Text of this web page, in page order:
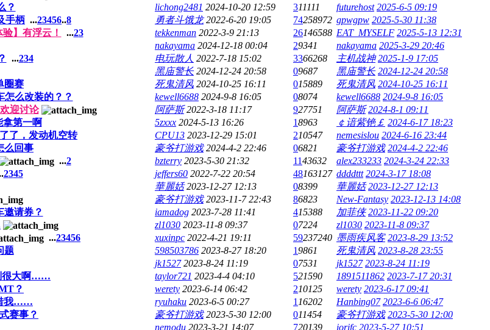
？ lichong2481 2024-10-20 12:59 311111 futurehost 2025-6-5 09:19
手柄 ...23456..8 勇者斗饿龙 2022-6-20 19:05 74258972 gpwgpw 2025-5-30 11:38
】有浮云！ ...23 tekkenman 2022-3-9 21:13 26146588 EAT_MYSELF 2025-5-13 12:31
nakayama 2024-12-18 00:04 29341 nakayama 2025-3-29 20:46
...234 电玩散人 2022-7-18 15:02 3366268 主机战神 2025-1-9 17:05
黑庙警长 2024-12-24 20:58 09687 黑庙警长 2024-12-24 20:58
圈赛 死鬼清风 2024-10-25 16:11 015889 死鬼清风 2024-10-25 16:11
怎么改装的？？ kewell6688 2024-9-8 16:05 08074 kewell6688 2024-9-8 16:05
迎讨论 阿萨斯 2022-3-18 11:17 927751 阿萨斯 2024-8-1 09:11
拿第一啊 5zxxx 2024-5-13 16:26 18963 ￠谙紫铯￡ 2024-6-17 18:23
了，发动机空转 CPU13 2023-12-29 15:01 210547 nemesislou 2024-6-16 23:44
么回事 豪爷打游戏 2024-4-2 22:46 06821 豪爷打游戏 2024-4-2 22:46
...2 bzterry 2023-5-30 21:32 1143632 alex233233 2024-3-24 22:33
2345 jeffers60 2022-7-22 20:54 48163127 ddddttt 2024-3-17 18:08
華麗姡 2023-12-27 12:13 08399 華麗姡 2023-12-27 12:13
豪爷打游戏 2023-11-7 22:43 86823 New-Fantasy 2023-12-13 14:08
邀请券？ iamadog 2023-7-28 11:41 415388 加菲侠 2023-11-22 09:20
zl1030 2023-11-8 09:37 07224 zl1030 2023-11-8 09:37
...23456 xuxinpc 2022-4-21 19:11 59237240 墨雨疾风客 2023-8-29 13:52
题 598503786 2023-8-27 18:20 19861 死鬼清风 2023-8-28 23:55
jk1527 2023-8-24 11:19 07531 jk1527 2023-8-24 11:19
很大啊…… taylor721 2023-4-4 04:10 521590 1891511862 2023-7-17 20:31
？ werety 2023-6-14 06:42 210125 werety 2023-6-17 09:41
我…… ryuhaku 2023-6-5 00:27 1 16202 Hanbing07 2023-6-6 06:47
赛事？ 豪爷打游戏 2023-5-30 12:00 011454 豪爷打游戏 2023-5-30 12:00
nemodu 2023-3-21 14:07 720139 iorifc 2023-5-27 10:51